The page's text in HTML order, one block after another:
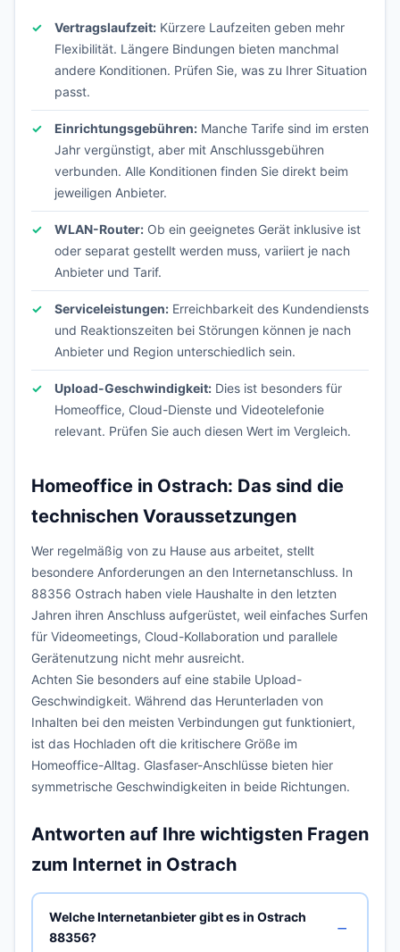
Vertragslaufzeit: Kürzere Laufzeiten geben mehr
Flexibilität. Längere Bindungen bieten manchmal
andere Konditionen. Prüfen Sie, was zu Ihrer Situation
passt.
Einrichtungsgebühren: Manche Tarife sind im ersten
Jahr vergünstigt, aber mit Anschlussgebühren
verbunden. Alle Konditionen finden Sie direkt beim
jeweiligen Anbieter.
WLAN-Router: Ob ein geeignetes Gerät inklusive ist
oder separat gestellt werden muss, variiert je nach
Anbieter und Tarif.
Serviceleistungen: Erreichbarkeit des Kundendiensts
und Reaktionszeiten bei Störungen können je nach
Anbieter und Region unterschiedlich sein.
Upload-Geschwindigkeit: Dies ist besonders für
Homeoffice, Cloud-Dienste und Videotelefonie
relevant. Prüfen Sie auch diesen Wert im Vergleich.
Homeoffice in Ostrach: Das sind die
technischen Voraussetzungen
Wer regelmäßig von zu Hause aus arbeitet, stellt
besondere Anforderungen an den Internetanschluss. In
88356 Ostrach haben viele Haushalte in den letzten
Jahren ihren Anschluss aufgerüstet, weil einfaches Surfen
für Videomeetings, Cloud-Kollaboration und parallele
Gerätenutzung nicht mehr ausreicht.
Achten Sie besonders auf eine stabile Upload-
Geschwindigkeit. Während das Herunterladen von
Inhalten bei den meisten Verbindungen gut funktioniert,
ist das Hochladen oft die kritischere Größe im
Homeoffice-Alltag. Glasfaser-Anschlüsse bieten hier
symmetrische Geschwindigkeiten in beide Richtungen.
Antworten auf Ihre wichtigsten Fragen
zum Internet in Ostrach
Welche Internetanbieter gibt es in Ostrach
88356?